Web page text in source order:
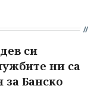
си
ни са
за Банско